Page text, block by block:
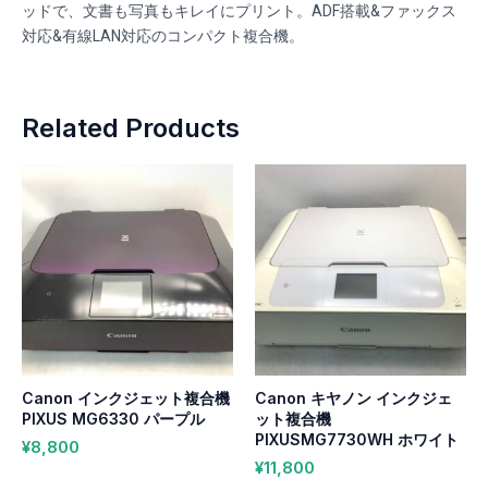
ッドで、文書も写真もキレイにプリント。ADF搭載&ファックス
対応&有線LAN対応のコンパクト複合機。
Related Products
Canon インクジェット複合機
PIXUS MG6330 パープル
¥8,800
Canon キヤノン インクジェ
ット複合機
PIXUSMG7730WH ホワイト
¥11,800